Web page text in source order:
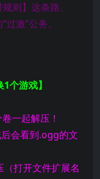
则】这条路。
激”公务。
个游戏】
一起解压！
后会看到.ogg的文
打开文件扩展名